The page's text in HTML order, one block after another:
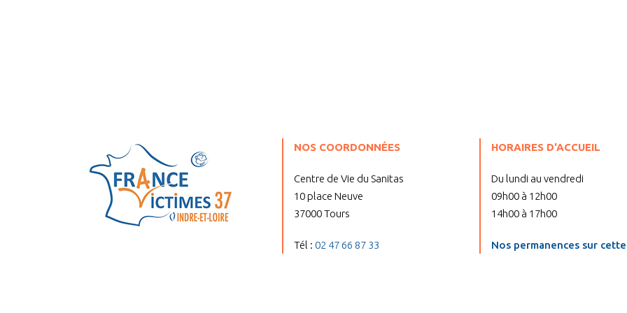
NOS COORDONNÉES
Centre de Vie du Sanitas
10 place Neuve
37000 Tours
Tél : 02 47 66 87 33
HORAIRES D'ACCUEIL
Du lundi au vendredi
09h00 à 12h00
14h00 à 17h00
Nos permanences sur